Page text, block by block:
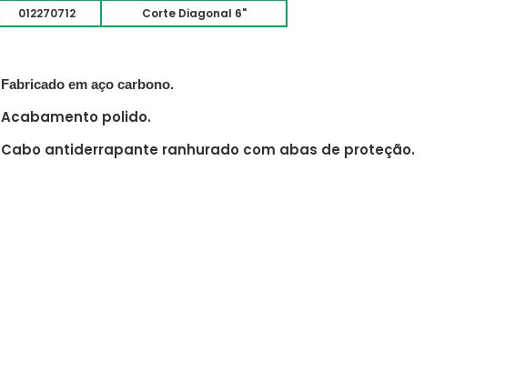
012270712
Corte Diagonal 6"
Fabricado em aço carbono.
Acabamento polido.
Cabo antiderrapante ranhurado com abas de proteção.